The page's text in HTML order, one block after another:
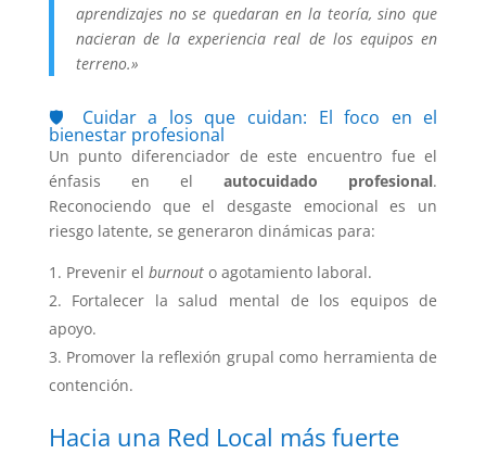
aprendizajes no se quedaran en la teoría, sino que
nacieran de la experiencia real de los equipos en
terreno.»
🛡️ Cuidar a los que cuidan: El foco en el
bienestar profesional
Un punto diferenciador de este encuentro fue el
énfasis en elautocuidado profesional.
Reconociendo que el desgaste emocional es un
riesgo latente, se generaron dinámicas para:
Prevenir el burnouto agotamiento laboral.
Fortalecer la salud mental de los equipos de
apoyo.
Promover la reflexión grupal como herramienta de
contención.
Hacia una Red Local más fuerte